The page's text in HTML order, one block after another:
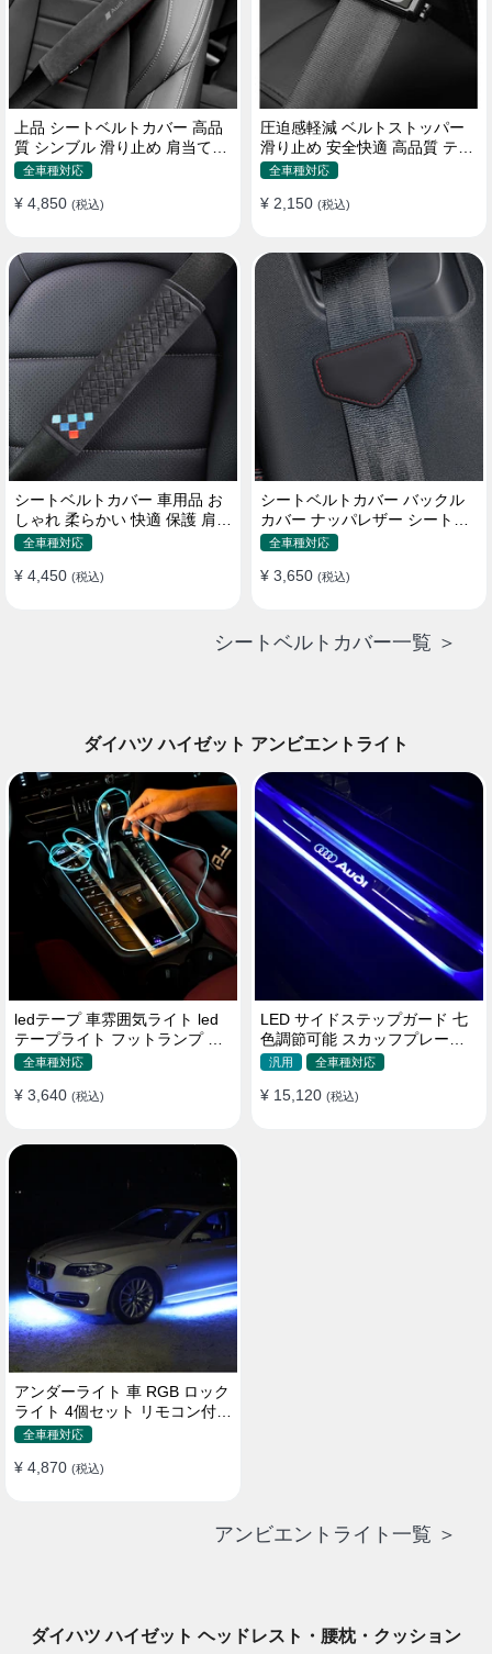
上品 シートベルトカバー 高品
質 シンブル 滑り止め 肩当てパ
ッド 圧迫感軽減
全車種対応
¥ 4,850 (税込)
圧迫感軽減 ベルトストッパー
滑り止め 安全快適 高品質 テー
プクリップ 快適 2個セット
全車種対応
¥ 2,150 (税込)
シートベルトカバー 車用品 お
しゃれ 柔らかい 快適 保護 肩当
てパッド 圧迫感軽減
全車種対応
¥ 4,450 (税込)
シートベルトカバー バックル
カバー ナッパレザー シートベ
ルトパッド 異音防止 傷防止 マ
全車種対応
¥ 3,650 (税込)
シートベルトカバー一覧 ＞
ダイハツ ハイゼット アンビエントライト
ledテープ 車雰囲気ライト led
テープライト フットランプ 車
内装飾 USB 3メートル
全車種対応
¥ 3,640 (税込)
LED サイドステップガード 七
色調節可能 スカッフプレート
汎用 全車種対応
¥ 15,120 (税込)
アンダーライト 車 RGB ロック
ライト 4個セット リモコン付き
ボタンスイッチ付き 多機能 車
水 おしゃれ
全車種対応
¥ 4,870 (税込)
アンビエントライト一覧 ＞
ダイハツ ハイゼット ヘッドレスト・腰枕・クッション